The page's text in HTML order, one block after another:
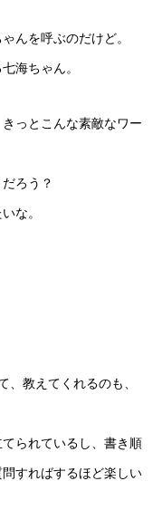
んを呼ぶのだけど。
海ちゃん。
っとこんな素敵なワー
ろう？
な。
、教えてくれるのも、
られているし、書き順
すればするほど楽しい